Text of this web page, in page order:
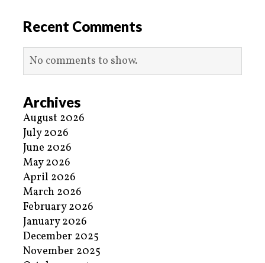
Recent Comments
No comments to show.
Archives
August 2026
July 2026
June 2026
May 2026
April 2026
March 2026
February 2026
January 2026
December 2025
November 2025